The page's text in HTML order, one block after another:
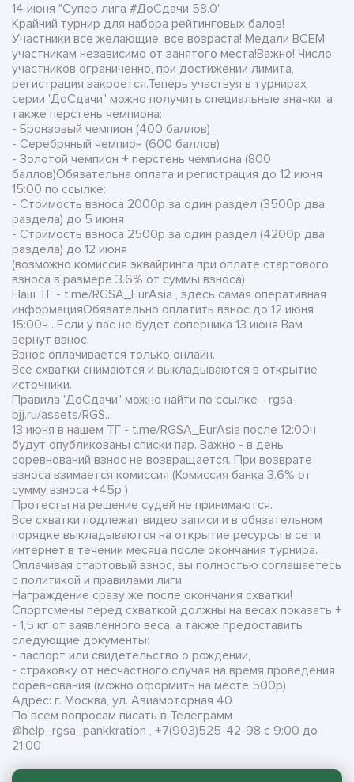
14 июня "Супер лига #ДоСдачи 58.0"
Крайний турнир для набора рейтинговых балов!
Участники все желающие, все возраста! Медали ВСЕМ
участникам независимо от занятого места!Важно! Число
участников ограниченно, при достижении лимита,
регистрация закроется.Теперь участвуя в турнирах
серии "ДоСдачи" можно получить специальные значки, а
также перстень чемпиона:
- Бронзовый чемпион (400 баллов)
- Серебряный чемпион (600 баллов)
- Золотой чемпион + перстень чемпиона (800
баллов)Обязательна оплата и регистрация до 12 июня
15:00 по ссылке:
- Стоимость взноса 2000р за один раздел (3500р два
раздела) до 5 июня
- Стоимость взноса 2500р за один раздел (4200р два
раздела) до 12 июня
(возможно комиссия эквайринга при оплате стартового
взноса в размере 3.6% от суммы взноса)
Наш ТГ - t.me/RGSA_EurAsia , здесь самая оперативная
информацияОбязательно оплатить взнос до 12 июня
15:00ч . Если у вас не будет соперника 13 июня Вам
вернут взнос.
Взнос оплачивается только онлайн.
Все схватки снимаются и выкладываются в открытие
источники.
Правила "ДоСдачи" можно найти по ссылке - rgsa-
bjj.ru/assets/RGS...
13 июня в нашем ТГ - t.me/RGSA_EurAsia после 12:00ч
будут опубликованы списки пар. Важно - в день
соревнований взнос не возвращается. При возврате
взноса взимается комиссия (Комиссия банка 3.6% от
сумму взноса +45р )
Протесты на решение судей не принимаются.
Все схватки подлежат видео записи и в обязательном
порядке выкладываются на открытие ресурсы в сети
интернет в течении месяца после окончания турнира.
Оплачивая стартовый взнос, вы полностью соглашаетесь
с политикой и правилами лиги.
Награждение сразу же после окончания схватки!
Спортсмены перед схваткой должны на весах показать +
- 1,5 кг от заявленного веса, а также предоставить
следующие документы:
- паспорт или свидетельство о рождении,
- страховку от несчастного случая на время проведения
соревнования (можно оформить на месте 500р)
Адрес: г. Москва, ул. Авиамоторная 40
По всем вопросам писать в Телеграмм
@help_rgsa_pankkration , +7(903)525-42-98 с 9:00 до
21:00